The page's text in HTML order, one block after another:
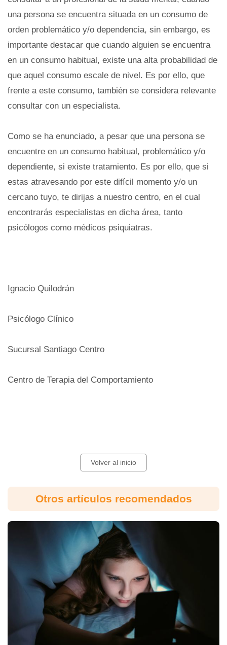
una persona se encuentra situada en un consumo de
orden problemático y/o dependencia, sin embargo, es
importante destacar que cuando alguien se encuentra
en un consumo habitual, existe una alta probabilidad de
que aquel consumo escale de nivel. Es por ello, que
frente a este consumo, también se considera relevante
consultar con un especialista.
Como se ha enunciado, a pesar que una persona se
encuentre en un consumo habitual, problemático y/o
dependiente, si existe tratamiento. Es por ello, que si
estas atravesando por este difícil momento y/o un
cercano tuyo, te dirijas a nuestro centro, en el cual
encontrarás especialistas en dicha área, tanto
psicólogos como médicos psiquiatras.
Ignacio Quilodrán
Psicólogo Clínico
Sucursal Santiago Centro
Centro de Terapia del Comportamiento
Volver al inicio
Otros artículos recomendados